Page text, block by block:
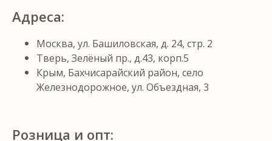
Адреса:
Москва, ул. Башиловская, д. 24, стр. 2
Тверь, Зелёный пр., д.43, корп.5
Крым, Бахчисарайский район, село
Железнодорожное, ул. Объездная, 3
Розница и опт:
ОСТАЛИСЬ ВОПРОСЫ?
Оставьте свои данные и мы свяжемся
с вами в ближайшее время